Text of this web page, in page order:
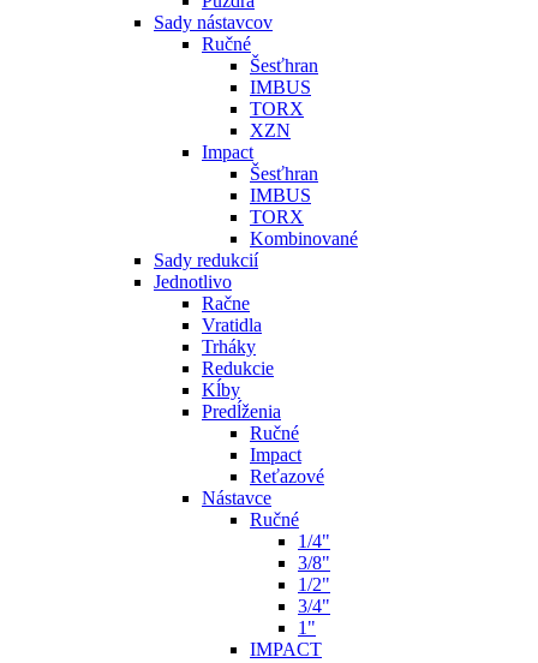
Sady nástavcov
Ručné
Šesťhran
IMBUS
TORX
XZN
Impact
Šesťhran
IMBUS
TORX
Kombinované
Sady redukcií
Jednotlivo
Račne
Vratidla
Trháky
Redukcie
Kĺby
Predĺženia
Ručné
Impact
Reťazové
Nástavce
Ručné
1/4"
3/8"
1/2"
3/4"
1"
IMPACT